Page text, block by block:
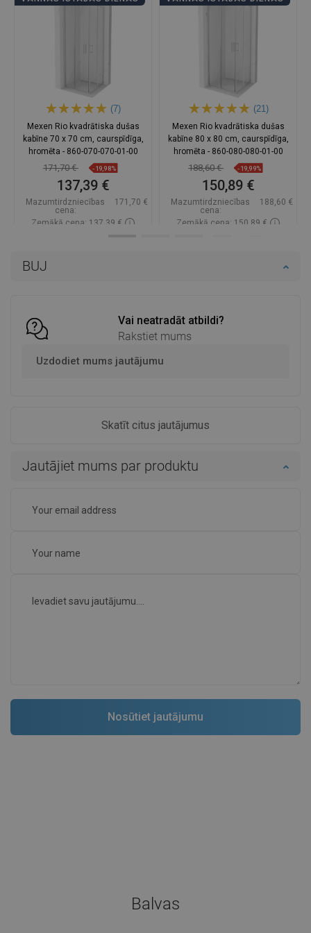
BUJ
Vai neatradāt atbildi?
Rakstiet mums
Uzdodiet mums jautājumu
Skatīt citus jautājumus
Jautājiet mums par produktu
(7)
Mexen Rio kvadrātiska dušas
kabīne 70 x 70 cm, caurspīdīga,
hromēta - 860-070-070-01-00
171,70 € -19,98%
137,39 €
Mazumtirdzniecības
cena:
171,70 €
Zemākā cena: 137,39 €
(21)
Mexen Rio kvadrātiska dušas
kabīne 80 x 80 cm, caurspīdīga,
hromēta - 860-080-080-01-00
188,60 € -19,99%
150,89 €
Mazumtirdzniecības
cena:
188,60 €
Zemākā cena: 150,89 €
Balvas